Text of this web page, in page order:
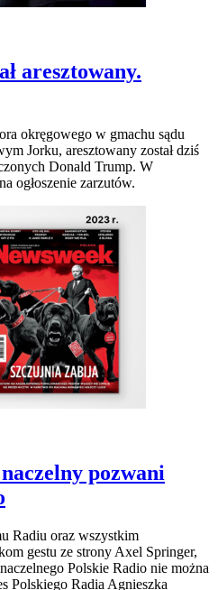
aresztowany.
okręgowego w gmachu sądu
Jorku, aresztowany został dziś
Donald Trump. W
ogłoszenie zarzutów.
pozwani
Radiu oraz wszystkim
gestu ze strony Axel Springer,
Polskie Radio nie można
Polskiego Radia Agnieszka